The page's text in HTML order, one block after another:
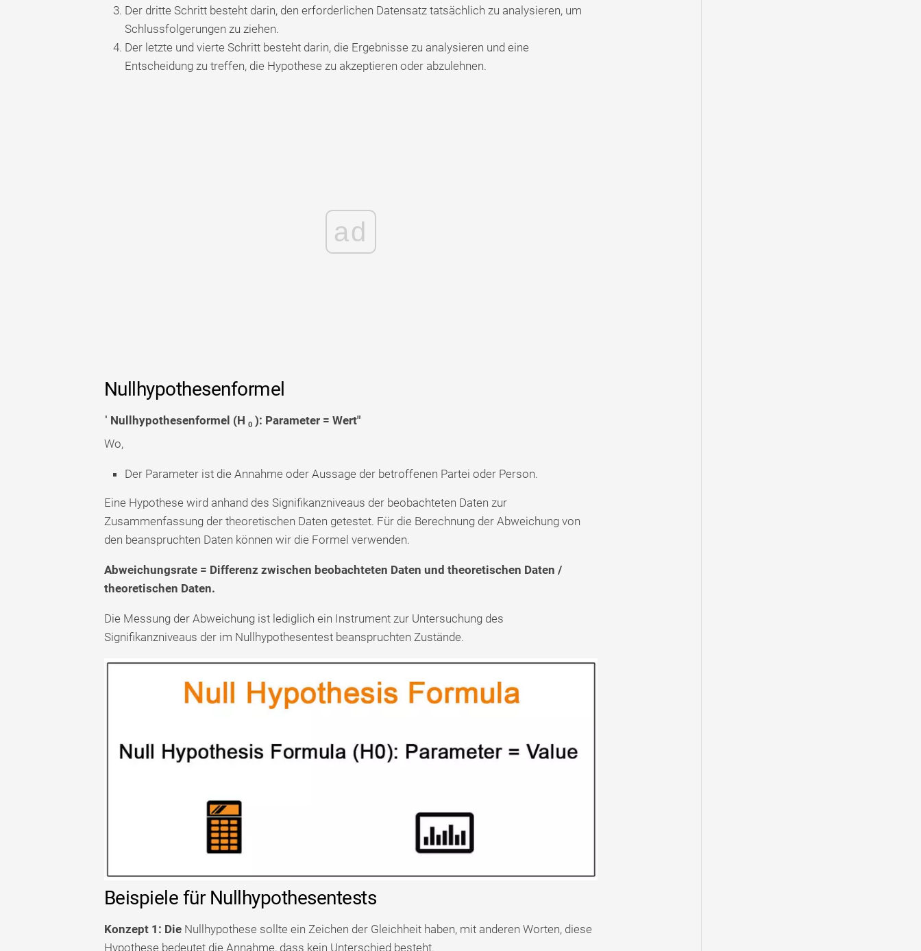
Der dritte Schritt besteht darin, den erforderlichen Datensatz tatsächlich zu analysieren, um
Schlussfolgerungen zu ziehen.
Der letzte und vierte Schritt besteht darin, die Ergebnisse zu analysieren und eine
Entscheidung zu treffen, die Hypothese zu akzeptieren oder abzulehnen.
ad
Nullhypothesenformel
" Nullhypothesenformel (H 0): Parameter = Wert"
Wo,
Der Parameter ist die Annahme oder Aussage der betroffenen Partei oder Person.
Eine Hypothese wird anhand des Signifikanzniveaus der beobachteten Daten zur
Zusammenfassung der theoretischen Daten getestet. Für die Berechnung der Abweichung von
den beanspruchten Daten können wir die Formel verwenden.
Abweichungsrate = Differenz zwischen beobachteten Daten und theoretischen Daten /
theoretischen Daten.
Die Messung der Abweichung ist lediglich ein Instrument zur Untersuchung des
Signifikanzniveaus der im Nullhypothesentest beanspruchten Zustände.
Beispiele für Nullhypothesentests
Konzept 1: DieNullhypothese sollte ein Zeichen der Gleichheit haben, mit anderen Worten, diese
Hypothese bedeutet die Annahme, dass kein Unterschied besteht.